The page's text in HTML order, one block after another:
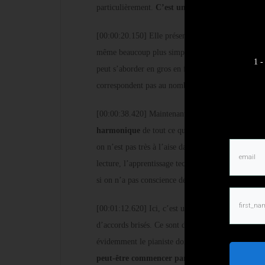
particulièrement. C’est une pièce de
[00:00:20.150] Elle présente quelques petites
même beaucoup plus simple que toutes les
peut s’aborder en gros en fin de 2ème niveau et
correspondent pas au nombre d’années.
[00:00:38.420] Maintenant, ce qui est important
harmonique de tout ce qui se passe, donc au
on n’est pas très à l’aise dans l’analyse
lecture, l’apprentissage technique du délié, du
si on n’a pas conscience de ce que c’est
[00:01:12.620] Ici, c’est une succession
d’accords brisés. Ce sont des accords qui sont
évidemment le pianiste doit décortiquer tout ça
peut-être commencer par faire uniquement les
1 -